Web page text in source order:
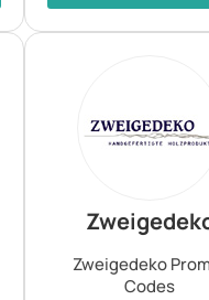
Zweigedeko
Codes